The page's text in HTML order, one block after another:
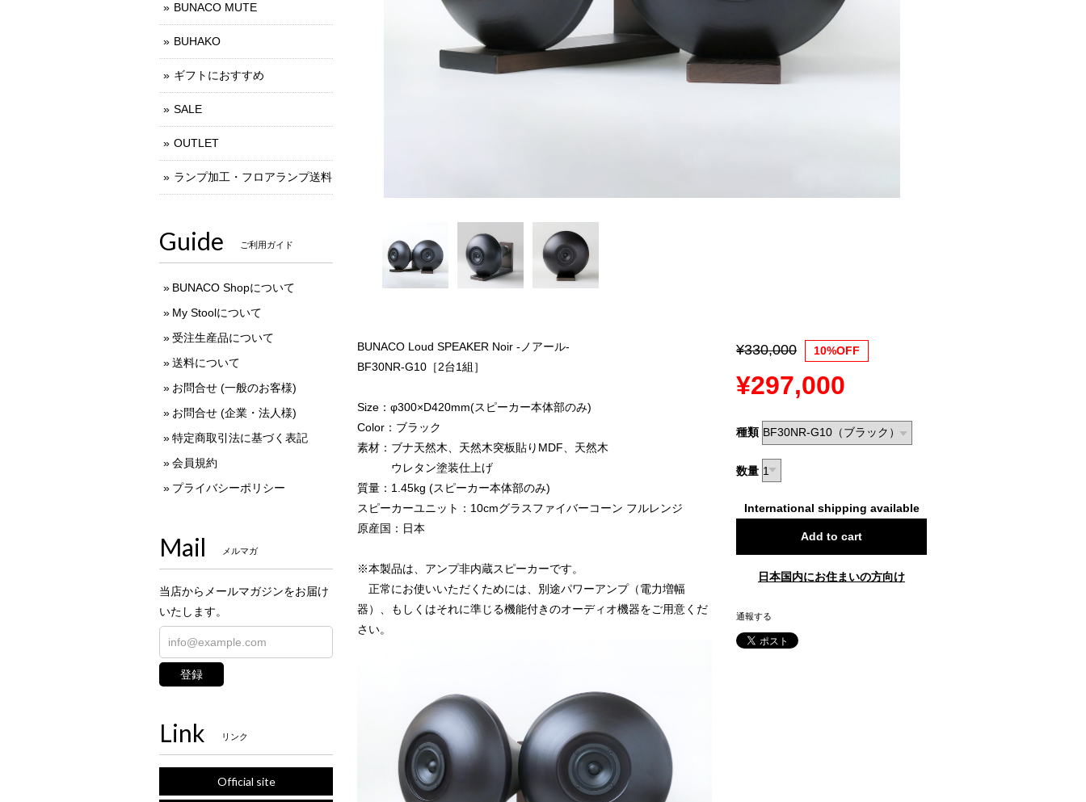
BUNACO Loud SPEAKER Noir -ノアール-
BF30NR-G10［2台1組］
Size：φ300×D420mm(スピーカー本体部のみ)
Color：ブラック
素材：ブナ天然木、天然木突板貼りMDF、天然木
ウレタン塗装仕上げ
質量：1.45kg (スピーカー本体部のみ)
スピーカーユニット：10cmグラスファイバーコーン フルレンジ
原産国：日本
※本製品は、アンプ非内蔵スピーカーです。
正常にお使いいただくためには、別途パワーアンプ（電力増幅
器）、もしくはそれに準じる機能付きのオーディオ機器をご用意くだ
さい。
¥330,000 10%OFF
¥297,000
種類
数量
International shipping available
Add to cart
日本国内にお住まいの方向け
通報する
BUNACO MUTE
BUHAKO
ギフトにおすすめ
SALE
OUTLET
ランプ加工・フロアランプ送料
Guide ご利用ガイド
BUNACO Shopについて
My Stoolについて
受注生産品について
送料について
お問合せ (一般のお客様)
お問合せ (企業・法人様)
特定商取引法に基づく表記
会員規約
プライバシーポリシー
Mail メルマガ
当店からメールマガジンをお届け
いたします。
登録
Link リンク
Official site